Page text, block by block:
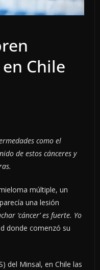
Chile
como el
de estos cánceres y
múltiple, un
una lesión
‘cáncer’ es fuerte. Yo
donde comenzó su
del Minsal, en Chile las